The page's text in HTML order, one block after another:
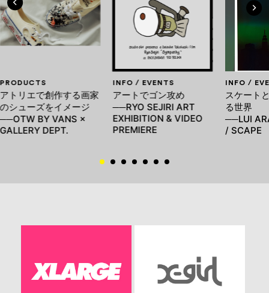
PRODUCTS
アトリエで創作する画家
のシューズをイメージ
──OTW BY VANS ×
GALLERY DEPT.
INFO / EVENTS
アートでゴン攻め
──RYO SEJIRI ART
EXHIBITION & VIDEO
PREMIERE
INFO /
スケート
る世界
──LUI
/ SCAPE